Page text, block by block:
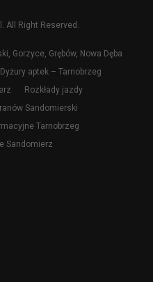
All Right Reserved.
Gorzyce, Grębów, Nowa Dęba
Dyżury aptek – Tarnobrzeg
Rozkłady jazdy
Sandomierski
Tarnobrzeg
Sandomierz